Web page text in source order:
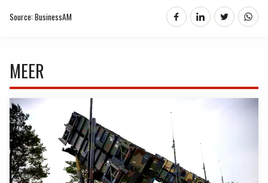
Source: BusinessAM
MEER